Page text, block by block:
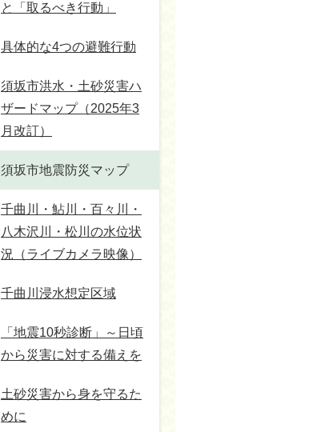
と「取るべき行動」
具体的な4つの避難行動
須坂市洪水・土砂災害ハ
ザードマップ（2025年3
月改訂）
須坂市地震防災マップ
千曲川・鮎川・百々川・
八木沢川・松川の水位状
況（ライブカメラ映像）
千曲川浸水想定区域
「地震10秒診断」～日頃
から災害に対する備えを
土砂災害から身を守るた
めに